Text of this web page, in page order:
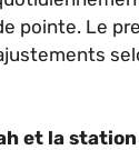
pointe. Le
et la station